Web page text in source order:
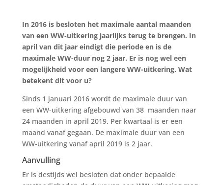
In 2016 is besloten het maximale aantal maanden
van een WW-uitkering jaarlijks terug te brengen. In
april van dit jaar eindigt die periode en is de
maximale WW-duur nog 2 jaar. Er is nog wel een
mogelijkheid voor een langere WW-uitkering. Wat
betekent dit voor u?
Sinds 1 januari 2016 wordt de maximale duur van
een WW-uitkering afgebouwd van 38 maanden naar
24 maanden in april 2019. Per kwartaal is er een
maand vanaf gegaan. De maximale duur van een
WW-uitkering vanaf april 2019 is 2 jaar.
Aanvulling
Er is destijds wel besloten dat onder bepaalde